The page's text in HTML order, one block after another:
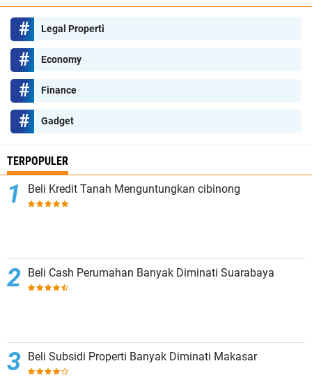
Legal Properti
Economy
Finance
Gadget
TERPOPULER
Beli Kredit Tanah Menguntungkan cibinong
Beli Cash Perumahan Banyak Diminati Suarabaya
Beli Subsidi Properti Banyak Diminati Makasar